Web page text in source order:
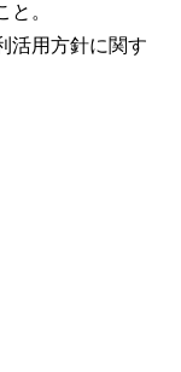
。
活用方針に関す